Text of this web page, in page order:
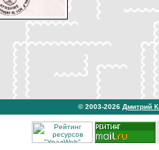
© 2003-2026 Дмитрий